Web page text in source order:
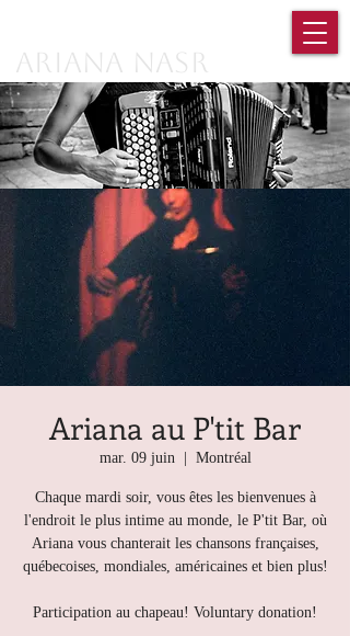
Ariana Nasr
Ariana au P'tit Bar
mar. 09 juin
  |
Montréal
Chaque mardi soir, vous êtes les bienvenues à
l'endroit le plus intime au monde, le P'tit Bar, où
Ariana vous chanterait les chansons françaises,
québecoises, mondiales, américaines et bien plus!
Participation au chapeau! Voluntary donation!